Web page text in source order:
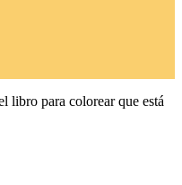
libro para colorear que está